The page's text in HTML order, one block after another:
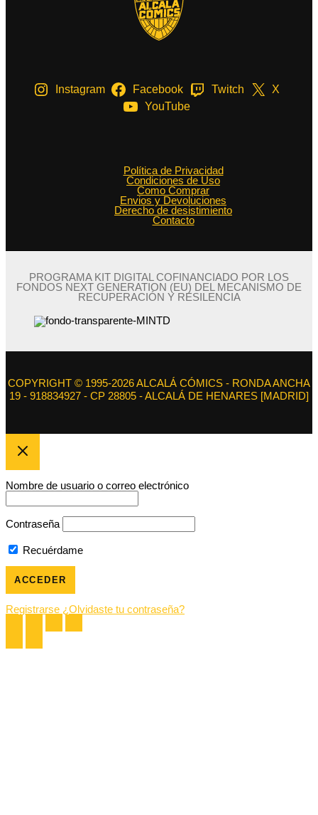
Instagram Facebook Twitch
X
YouTube
Política de Privacidad
Condiciones de Uso
Como Comprar
Envios y Devoluciones
Derecho de desistimiento
Contacto
PROGRAMA KIT DIGITAL COFINANCIADO POR LOS
FONDOS NEXT GENERATION (EU) DEL MECANISMO DE
RECUPERACIÓN Y RESILENCIA
COPYRIGHT © 1995-2026 ALCALÁ CÓMICS - RONDA ANCHA
19 - 918834927 - CP 28805 - ALCALÁ DE HENARES [MADRID]
Nombre de usuario o correo electrónico
Contraseña
Recuérdame
Registrarse ¿Olvidaste tu contraseña?